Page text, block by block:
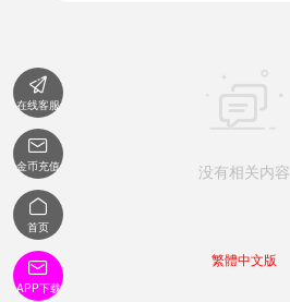
没有相关内容
繁體中文版

在线客服

金币充值

首页

APP下载